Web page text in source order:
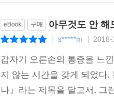
eBook 구매 아무것도 안 해
s*****m 2018-
갑자기 오른손의 통증을 느
지 않는 시간을 갖게 되었다
나』라는 제목을 달고서. 그